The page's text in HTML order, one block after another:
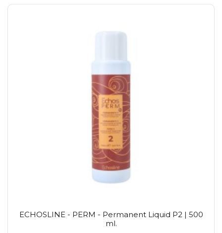
ECHOSLINE - PERM - Permanent Liquid P2 | 500
ml.